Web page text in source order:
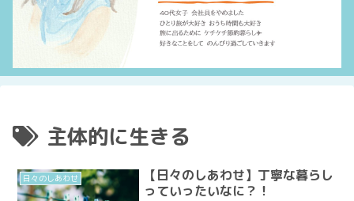
主体的に生きる
日々のしあわせ
【日々のしあわせ】丁寧な暮らし
っていったいなに？！